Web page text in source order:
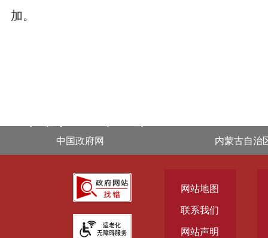
加。
中国政府网
内蒙古自治
网站地图
联系我们
网站声明